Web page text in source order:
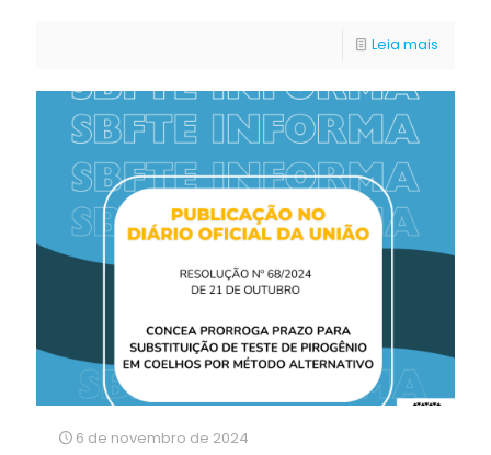
Leia mais
6 de novembro de 2024